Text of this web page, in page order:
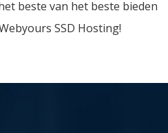
beste van het beste bieden
SSD Hosting!